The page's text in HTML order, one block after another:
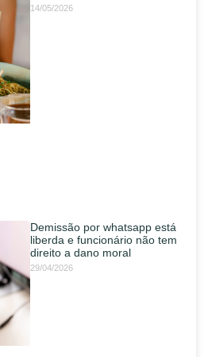
14/05/2026
Demissão por whatsapp está
liberda e funcionário não tem
direito a dano moral
29/04/2026